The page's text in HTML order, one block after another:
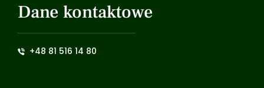
Dane kontaktowe
+48 81 516 14 80